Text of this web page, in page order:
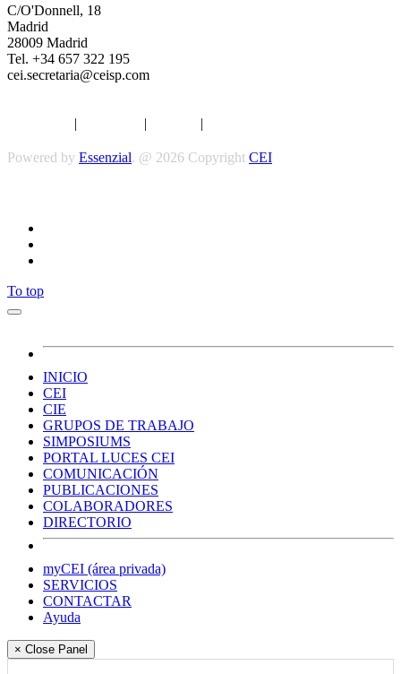
C/O'Donnell, 18
Madrid
28009 Madrid
Tel. +34 657 322 195
cei.secretaria@ceisp.com
| | |
Powered by Essenzial. @ 2026 Copyright CEI
To top
INICIO
CEI
CIE
GRUPOS DE TRABAJO
SIMPOSIUMS
PORTAL LUCES CEI
COMUNICACIÓN
PUBLICACIONES
COLABORADORES
DIRECTORIO
myCEI (área privada)
SERVICIOS
CONTACTAR
Ayuda
× Close Panel